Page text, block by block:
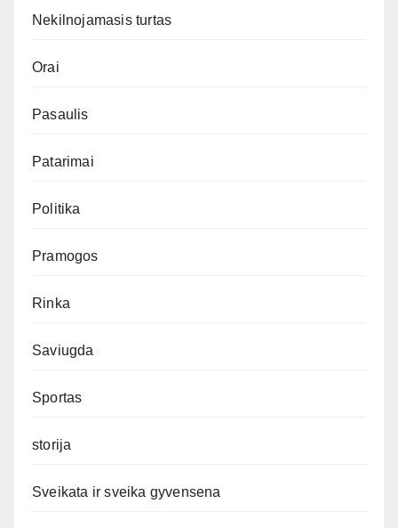
Nekilnojamasis turtas
Orai
Pasaulis
Patarimai
Politika
Pramogos
Rinka
Saviugda
Sportas
storija
Sveikata ir sveika gyvensena